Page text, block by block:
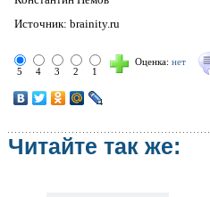
Источник: brainity.ru
5 4 3 2 1
Оценка: нет
Читайте так же: